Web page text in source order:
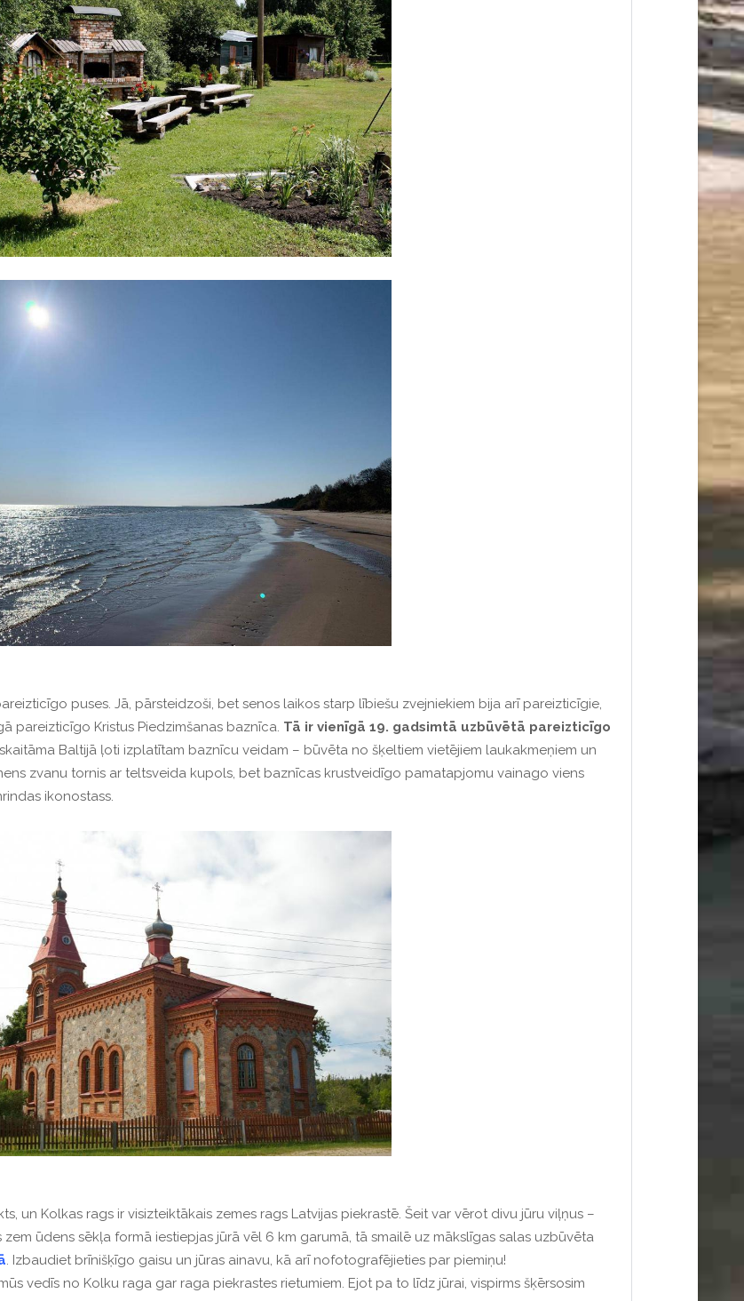
puses. Jā, pārsteidzoši, bet senos laikos starp lībiešu zvejniekiem bija arī pareizticīgie,
pareizticīgo Kristus Piedzimšanas baznīca. Tā ir vienīgā 19. gadsimtā uzbūvētā pareizticīgo
Baltijā ļoti izplatītam baznīcu veidam – būvēta no šķeltiem vietējiem laukakmeņiem un
zvanu tornis ar teltsveida kupols, bet baznīcas krustveidīgo pamatapjomu vainago viens
ikonostass.
un Kolkas rags ir visizteiktākais zemes rags Latvijas piekrastē. Šeit var vērot divu jūru viļņus –
zem ūdens sēkļa formā iestiepjas jūrā vēl 6 km garumā, tā smailē uz mākslīgas salas uzbūvēta
. Izbaudiet brīnišķīgo gaisu un jūras ainavu, kā arī nofotografējieties par piemiņu!
vedīs no Kolku raga gar raga piekrastes rietumiem. Ejot pa to līdz jūrai, vispirms šķērsosim